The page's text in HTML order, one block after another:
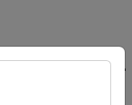
Paris
de l'université